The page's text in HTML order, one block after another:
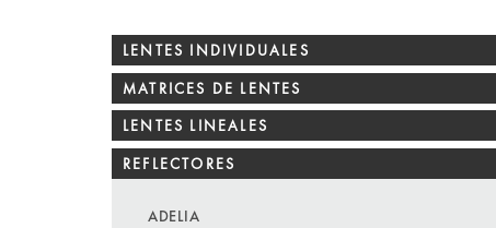
LENTES INDIVIDUALES
MATRICES DE LENTES
LENTES LINEALES
REFLECTORES
ADELIA